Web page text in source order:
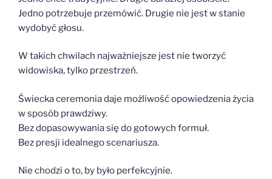
Jedno potrzebuje przemówić. Drugie nie jest w stanie
wydobyć głosu.
W takich chwilach najważniejsze jest nie tworzyć
widowiska, tylko przestrzeń.
Świecka ceremonia daje możliwość opowiedzenia życia
w sposób prawdziwy.
Bez dopasowywania się do gotowych formuł.
Bez presji idealnego scenariusza.
Nie chodzi o to, by było perfekcyjnie.